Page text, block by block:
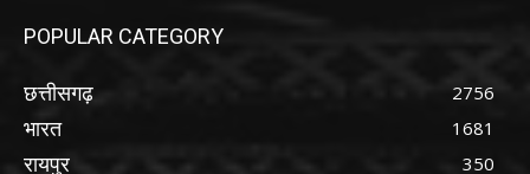
POPULAR CATEGORY
छत्तीसगढ़ 2756
भारत 1681
रायपुर 350